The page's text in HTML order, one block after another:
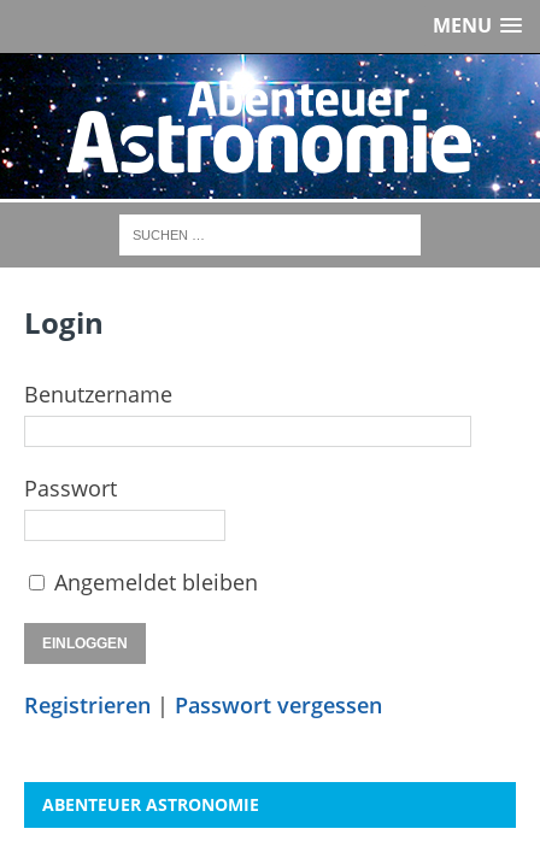
MENU
Login
Benutzername
Passwort
Angemeldet bleiben
Registrieren | Passwort vergessen
ABENTEUER ASTRONOMIE